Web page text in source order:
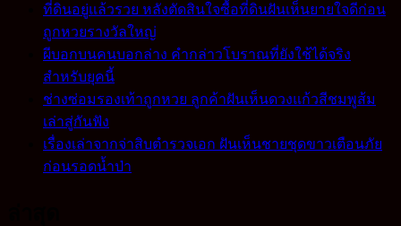
ที่ดินอยู่แล้วรวย หลังตัดสินใจซื้อที่ดินฝันเห็นยายใจดีก่อน
ถูกหวยรางวัลใหญ่
ผีบอกบนคนบอกล่าง คำกล่าวโบราณที่ยังใช้ได้จริง
สำหรับยุคนี้
ช่างซ่อมรองเท้าถูกหวย ลูกค้าฝันเห็นดวงแก้วสีชมพูส้ม
เล่าสู่กันฟัง
เรื่องเล่าจากจ่าสิบตำรวจเอก ฝันเห็นชายชุดขาวเตือนภัย
ก่อนรอดน้ำป่า